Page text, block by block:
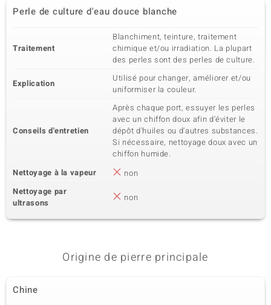
Perle de culture d'eau douce blanche
Traitement
Blanchiment, teinture, traitement
chimique et/ou irradiation. La plupart
des perles sont des perles de culture.
Explication
Utilisé pour changer, améliorer et/ou
uniformiser la couleur.
Conseils d'entretien
Après chaque port, essuyer les perles
avec un chiffon doux afin d'éviter le
dépôt d'huiles ou d'autres substances.
Si nécessaire, nettoyage doux avec un
chiffon humide.
Nettoyage à la vapeur
non
Nettoyage par
ultrasons
non
Origine de pierre principale
Chine